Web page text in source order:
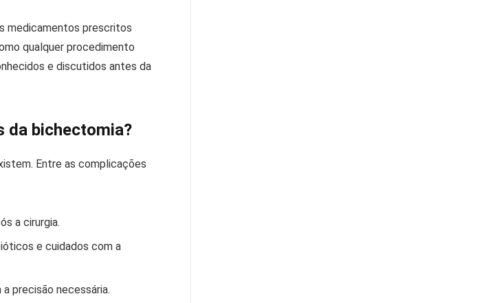
medicamentos prescritos
qualquer procedimento
e discutidos antes da
da bichectomia?
Entre as complicações
a cirurgia.
e cuidados com a
precisão necessária.